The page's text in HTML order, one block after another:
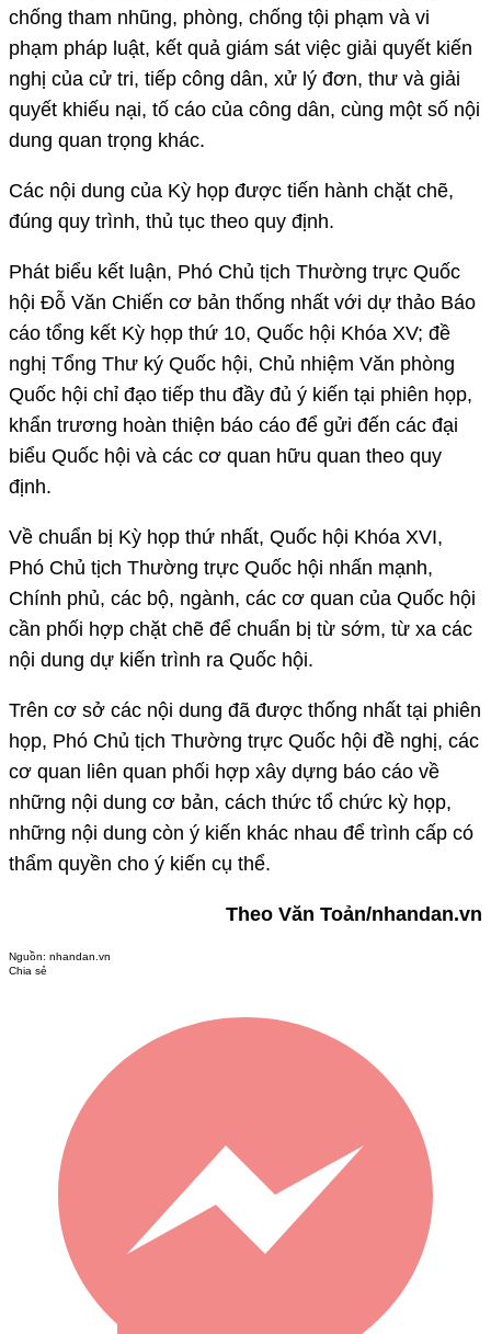
chống tham nhũng, phòng, chống tội phạm và vi
phạm pháp luật, kết quả giám sát việc giải quyết kiến
nghị của cử tri, tiếp công dân, xử lý đơn, thư và giải
quyết khiếu nại, tố cáo của công dân, cùng một số nội
dung quan trọng khác.
Các nội dung của Kỳ họp được tiến hành chặt chẽ,
đúng quy trình, thủ tục theo quy định.
Phát biểu kết luận, Phó Chủ tịch Thường trực Quốc
hội Đỗ Văn Chiến cơ bản thống nhất với dự thảo Báo
cáo tổng kết Kỳ họp thứ 10, Quốc hội Khóa XV; đề
nghị Tổng Thư ký Quốc hội, Chủ nhiệm Văn phòng
Quốc hội chỉ đạo tiếp thu đầy đủ ý kiến tại phiên họp,
khẩn trương hoàn thiện báo cáo để gửi đến các đại
biểu Quốc hội và các cơ quan hữu quan theo quy
định.
Về chuẩn bị Kỳ họp thứ nhất, Quốc hội Khóa XVI,
Phó Chủ tịch Thường trực Quốc hội nhấn mạnh,
Chính phủ, các bộ, ngành, các cơ quan của Quốc hội
cần phối hợp chặt chẽ để chuẩn bị từ sớm, từ xa các
nội dung dự kiến trình ra Quốc hội.
Trên cơ sở các nội dung đã được thống nhất tại phiên
họp, Phó Chủ tịch Thường trực Quốc hội đề nghị, các
cơ quan liên quan phối hợp xây dựng báo cáo về
những nội dung cơ bản, cách thức tổ chức kỳ họp,
những nội dung còn ý kiến khác nhau để trình cấp có
thẩm quyền cho ý kiến cụ thể.
Theo Văn Toản/nhandan.vn
Nguồn: nhandan.vn
Chia sẻ